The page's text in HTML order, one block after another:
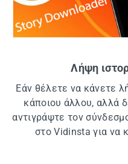
Λήψη
Εάν θέλετε να κάνετε
κάποιου άλλου, αλλά
αντιγράψτε τον
στο Vidinsta για να